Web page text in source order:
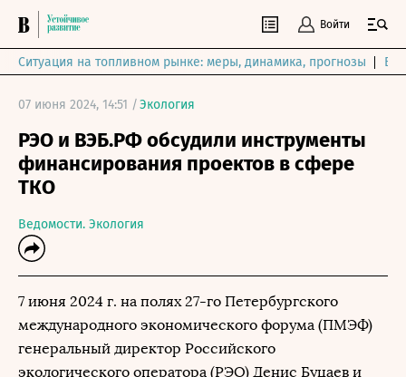
Войти
Ситуация на топливном рынке: меры, динамика, прогнозы
07 июня 2024, 14:51 /Экология
РЭО и ВЭБ.РФ обсудили инструменты
финансирования проектов в сфере
ТКО
Ведомости. Экология
7 июня 2024 г. на полях 27-го Петербургского
международного экономического форума (ПМЭФ)
генеральный директор Российского
экологического оператора (РЭО) Денис Буцаев и